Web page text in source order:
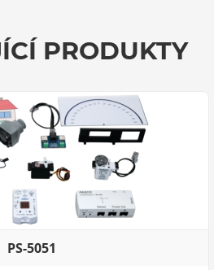
PRODUKTY
PS-5051